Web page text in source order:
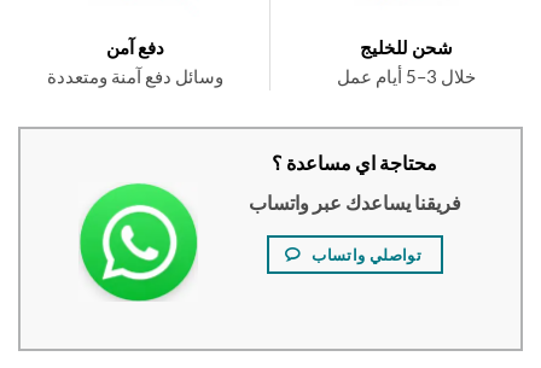
شحن للخليج
دفع آمن
وسائل دفع آمنة ومتعددة
محتاجة اي مساعدة ؟
فريقنا يساعدك عبر واتساب
تواصلي واتساب